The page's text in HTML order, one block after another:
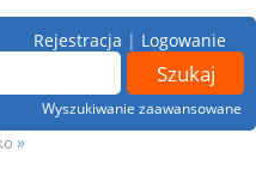
Wyszukiwanie zaawansowane
Rejestracja | Logowanie
»